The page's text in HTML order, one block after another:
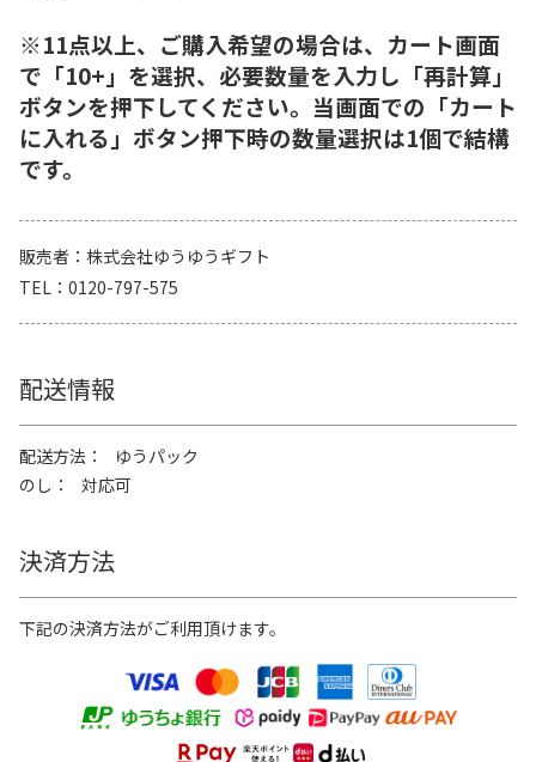
※11点以上、ご購入希望の場合は、カート画面
で「10+」を選択、必要数量を入力し「再計算」
ボタンを押下してください。当画面での「カート
に入れる」ボタン押下時の数量選択は1個で結構
です。
販売者
株式会社ゆうゆうギフト
TEL
0120-797-575
配送情報
配送方法
ゆうパック
のし
対応可
決済方法
下記の決済方法がご利用頂けます。